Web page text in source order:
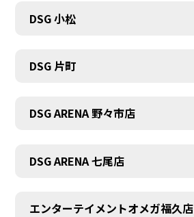
DSG 小松
DSG 片町
DSG ARENA 野々市店
DSG ARENA 七尾店
エンターテイメントオメガ福久店